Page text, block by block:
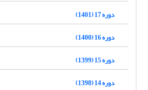
دوره 17 (1401)
دوره 16 (1400)
دوره 15 (1399)
دوره 14 (1398)